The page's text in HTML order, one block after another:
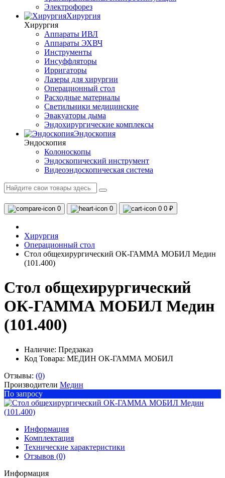
Электрофорез
Хирургия
Хирургия
Аппараты ИВЛ
Аппараты ЭХВЧ
Инструменты
Инсуффляторы
Ирригаторы
Лазеры для хирургии
Операционный стол
Расходные материалы
Светильники медицинские
Эвакуаторы дыма
Эндохирургические комплексы
Эндоскопия
Эндоскопия
Колоноскопы
Эндоскопический инструмент
Видеоэндоскопическая система
0 0 0 0 ₽
Хирургия
Операционный стол
Стол общехирургический ОК-ГАММА МОБИЛ Медин
(101.400)
Стол общехирургический
ОК-ГАММА МОБИЛ Медин
(101.400)
Наличие: Предзаказ
Код Товара: МЕДИН ОК-ГАММА МОБИЛ
Отзывы: (0)
Производители Медин
По запросу
Информация
Комплектация
Технические характеристики
Отзывов (0)
Информация